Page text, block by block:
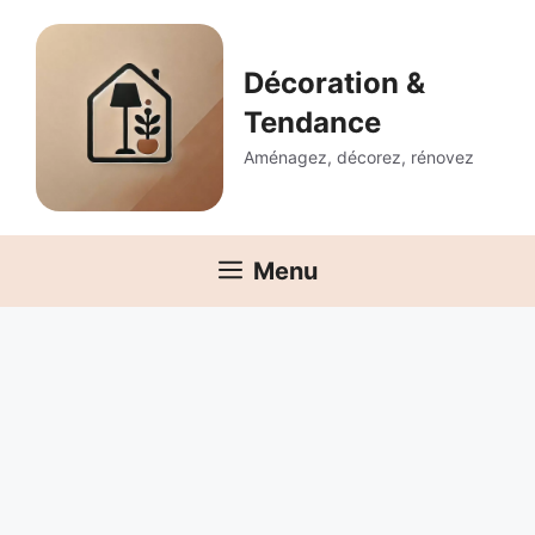
Décoration &
Tendance
Aménagez, décorez, rénovez
Menu